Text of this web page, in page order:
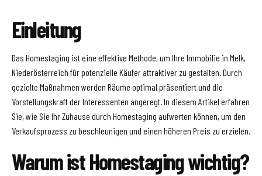
Einleitung
Das Homestaging ist eine effektive Methode, um Ihre Immobilie in Melk,
Niederösterreich für potenzielle Käufer attraktiver zu gestalten. Durch
gezielte Maßnahmen werden Räume optimal präsentiert und die
Vorstellungskraft der Interessenten angeregt. In diesem Artikel erfahren
Sie, wie Sie Ihr Zuhause durch Homestaging aufwerten können, um den
Verkaufsprozess zu beschleunigen und einen höheren Preis zu erzielen.
Warum ist Homestaging wichtig?